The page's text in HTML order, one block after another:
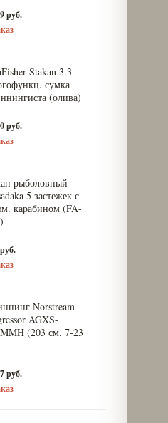
руб.
Stakan 3.3
сумка
(олива)
руб.
рыболовный
5 застежек с
карабином (FA-
Norstream
AGXS-
(203 см. 7-23
руб.